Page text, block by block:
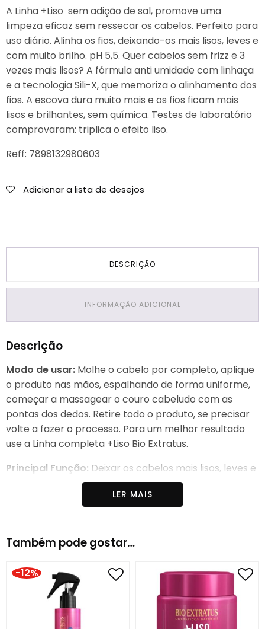
350ml
A Linha +Liso sem adição de sal, promove uma
limpeza eficaz sem ressecar os cabelos. Perfeito para
uso diário. Alinha os fios, deixando-os mais lisos, leves e
com muito brilho. pH 5,5. Quer cabelos sem frizz e 3
vezes mais lisos? A fórmula anti umidade com linhaça
e a tecnologia Sili-X, que memoriza o alinhamento dos
fios. A escova dura muito mais e os fios ficam mais
lisos e brilhantes, sem química. Testes de laboratório
comprovaram: triplica o efeito liso.
Reff: 7898132980603
Adicionar a lista de desejos
DESCRIÇÃO
INFORMAÇÃO ADICIONAL
Descrição
Modo de usar: Molhe o cabelo por completo, aplique
o produto nas mãos, espalhando de forma uniforme,
começar a massagear o couro cabeludo com as
pontas dos dedos. Retire todo o produto, se precisar
volte a fazer o processo. Para um melhor resultado
use a Linha completa +Liso Bio Extratus.
Principal Função: Deixar os cabelos mais lisos, leves e
Cabelos lisos e com frizz.
LER MAIS
Também pode gostar…
-12%